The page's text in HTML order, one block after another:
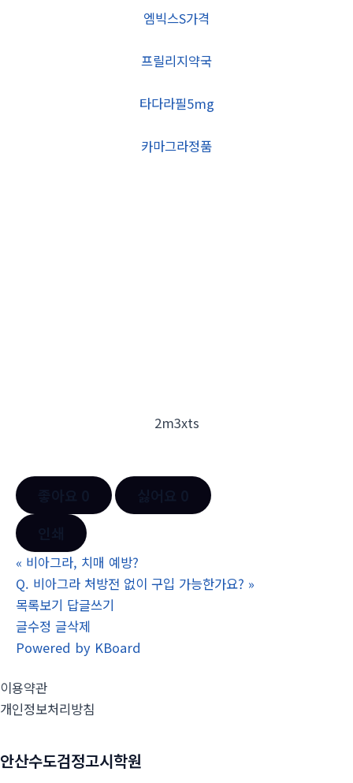
엠빅스S가격
프릴리지약국
타다라필5mg
카마그라정품
2m3xts
« 비아그라, 치매 예방?
Q. 비아그라 처방전 없이 구입 가능한가요? »
목록보기 답글쓰기
글수정 글삭제
Powered by KBoard
이용약관
개인정보처리방침
안산수도검정고시학원